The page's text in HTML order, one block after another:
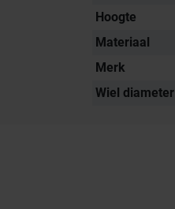
Hoogte
Materiaal
Merk
Wiel diameter